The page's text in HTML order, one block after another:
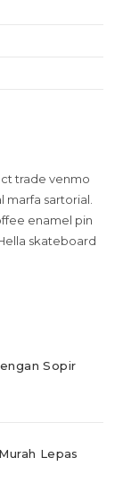
trade venmo
marfa sartorial.
enamel pin
skateboard
Sopir
Lepas